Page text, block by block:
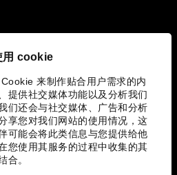
用 cookie
来制作贴合用户需求的内
提供社交媒体功能以及分析我们
们还会与社交媒体、广告和分析
享您对我们网站的使用情况，这
可能会将此类信息与您提供给他
您使用其服务的过程中收集的其
合。